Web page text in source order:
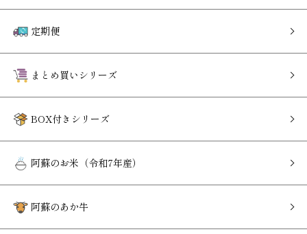
定期便
まとめ買いシリーズ
BOX付きシリーズ
阿蘇のお米（令和7年産）
阿蘇のあか牛